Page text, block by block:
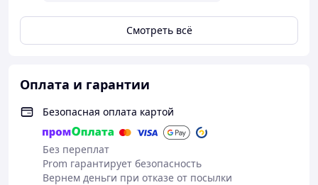
Смотреть всё
Оплата и гарантии
Безопасная оплата картой
Без переплат
Prom гарантирует безопасность
Вернем деньги при отказе от посылки